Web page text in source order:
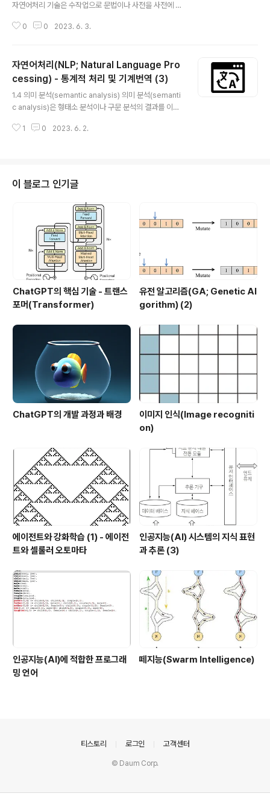
자연어처리 기술은 수작업으로 문법이나 사전을 사전에 구
로 한 통계적 방법으로 발전했습니다. 그러나 대규모 데이
용되고 있습니다. 통계기반 기계번역과 인공신경망 기계번
역은 딥러닝을 활용합니다. 사람은 학습 데이터를 수집하
고 가공해서 컴퓨터에 던져주고, 컴퓨터는 입력된 학습 데
이터를 바탕으로 스스로 공부합니다. 학습(learning)이 끝
나면 번역 프로그램이 스스로 공부한 바를 바탕으로 새로
운 문장을 보더라도 번역할 수 있는 능력을 키울 수 있습니
0 0 2023. 6. 3.
자연어처리(NLP; Natural Language Pro
cessing) - 통계적 처리 및 기계번역 (3)
1.4 의미 분석(semantic analysis) 의미 분석(semanti
c analysis)은 형태소 분석이나 구문 분석의 결과를 이용
의미표현 방법으로는 필모어(Charles J. Fillmore)가 제
출해서 의미를 표현합니다. 아래 (표 1)은 표층격의 예입니
다. (표 1) 격문법의 심층격 예 격의 명칭 설 명 행위주격(A)
행위의 주체 경험 주격(B) 행위의 영향을 받거나 경험하는
실체 도구격(I) 사건의 원인이나 자극을 주는 대상 대상격
(O) 이동이나 변화의 ..
1 0 2023. 6. 2.
이 블로그 인기글
ChatGPT의 핵심 기술 - 트랜스
포머(Transformer)
유전 알고리즘(GA; Genetic Al
gorithm) (2)
ChatGPT의 개발 과정과 배경
이미지 인식(Image recogniti
on)
에이전트와 강화학습 (1) - 에이전
트와 셀룰러 오토마타
인공지능(AI) 시스템의 지식 표현
과 추론 (3)
인공지능(AI)에 적합한 프로그래
밍 언어
떼지능(Swarm Intelligence)
티스토리 로그인 고객센터
© Daum Corp.